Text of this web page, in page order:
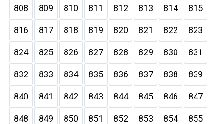
808 809 810 811 812 813 814 815
816 817 818 819 820 821 822 823
824 825 826 827 828 829 830 831
832 833 834 835 836 837 838 839
840 841 842 843 844 845 846 847
848 849 850 851 852 853 854 855